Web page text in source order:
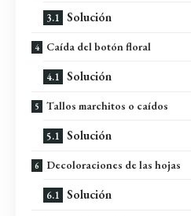
Solución
Caída del botón floral
Solución
Tallos marchitos o caídos
Solución
Decoloraciones de las hojas
Solución